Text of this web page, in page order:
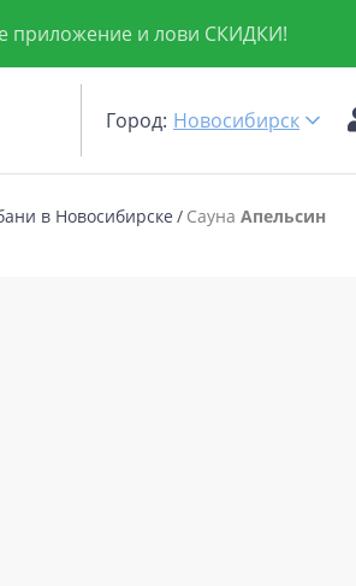
приложение и лови СКИДКИ!
Город: Новосибирск
в Новосибирске Сауна Апельсин